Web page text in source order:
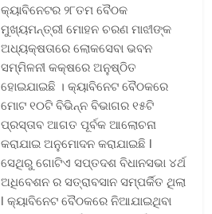
କ୍ୟାବିନେଟର ୨୮ତମ ବୈଠକ
ମୁଖ୍ୟମନ୍ତ୍ରୀ ମୋହନ ଚରଣ ମାଝୀଙ୍କ
ଅଧ୍ୟକ୍ଷତାରେ ଲୋକସେବା ଭବନ
ସମ୍ମିଳନୀ କକ୍ଷରେ ଅନୁଷ୍ଠିତ
ହୋଇଯାଇଛି । କ୍ୟାବିନେଟ ବୈଠକରେ
ମୋଟ ୧୦ଟି ବିଭିନ୍ନ ବିଭାଗର ୧୫ଟି
ପ୍ରସ୍ତାବ ଆଗତ ପୂର୍ବକ ଆଲୋଚନା
କରାଯାଇ ଅନୁମୋଦନ କରାଯାଇଛି l
ସେଥିରୁ ଗୋଟିଏ ସପ୍ତଦଶ ବିଧାନସଭା ୪ର୍ଥ
ଅଧିବେଶନ ର ସତ୍ରାବସାନ ସମ୍ପର୍କିତ ଥିଲା
l କ୍ୟାବିନେଟ ବୈଠକରେ ନିଆଯାଇଥିବା